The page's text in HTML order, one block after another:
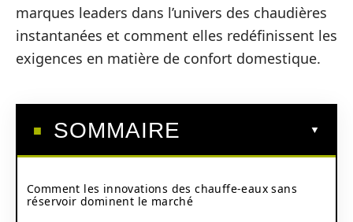
marques leaders dans l’univers des chaudières
instantanées et comment elles redéfinissent les
exigences en matière de confort domestique.
SOMMAIRE
Comment les innovations des chauffe-eaux sans
réservoir dominent le marché